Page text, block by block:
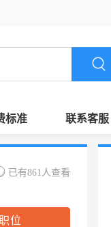
标准 联系客服
已有861人查看
位